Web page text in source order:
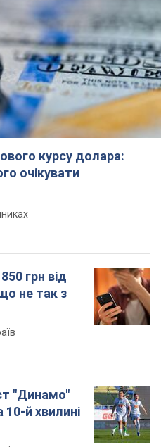
курсу долара:
очікувати
грн від
не так з
"Динамо"
й хвилині